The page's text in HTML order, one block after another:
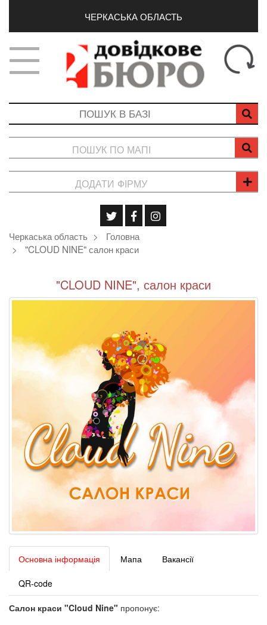
ЧЕРКАСЬКА ОБЛАСТЬ
ПОШУК ПО МАПІ
ДОДАТИ ФІРМУ
Черкаська область
Головна
"CLOUD NINE" салон краси
"CLOUD NINE", салон краси
Основна інформація Мапа Вакансії
QR-code
Салон краси "Cloud Nine" пропонує: